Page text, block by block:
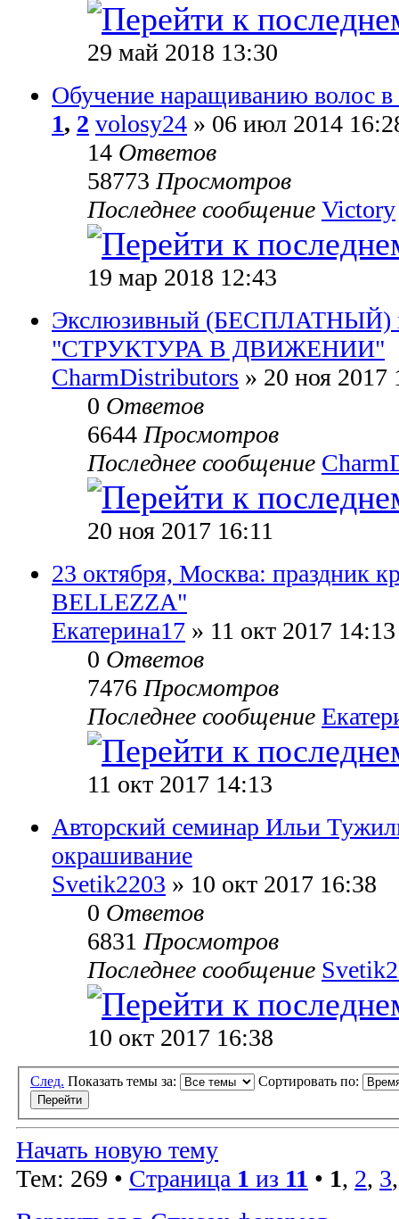
29 май 2018 13:30
Обучение наращиванию
1, 2 volosy24 » 06 июл 2014
14 Ответов
58773Просмотров
Последнее сообщение Victory
19 мар 2018 12:43
Экслюзивный (БЕСПЛАТНЫЙ)
"СТРУКТУРА В ДВИЖЕНИИ"
CharmDistributors » 20 ноя 2017
0 Ответов
6644Просмотров
Последнее сообщение
20 ноя 2017 16:11
23 октября, Москва: праздник
BELLEZZA"
Екатерина17 » 11 окт 2017 14:13
0 Ответов
7476Просмотров
Последнее сообщение
11 окт 2017 14:13
Авторский семинар Ильи
окрашивание
Svetik2203 » 10 окт 2017 16:38
0 Ответов
6831Просмотров
Последнее сообщение
10 окт 2017 16:38
След. Показать темы за: Сортировать по:
Начать новую тему
Тем: 269 • Страница 1 из 11 • 1, 2, 3